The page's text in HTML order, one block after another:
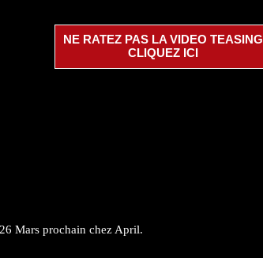
NE RATEZ PAS LA VIDEO TEASING
CLIQUEZ ICI
Mars prochain chez April.